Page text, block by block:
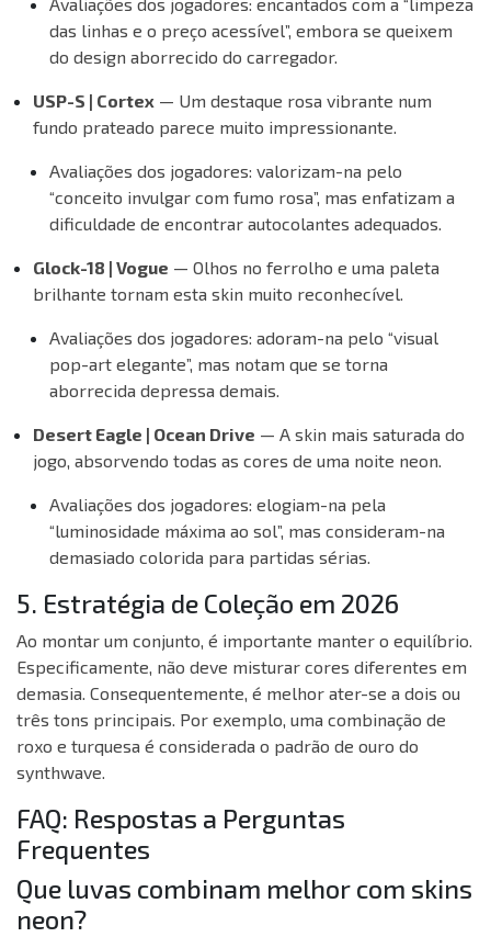
das linhas e o preço acessível”, embora se queixem
do design aborrecido do carregador.
USP-S | Cortex — Um destaque rosa vibrante num
fundo prateado parece muito impressionante.
Avaliações dos jogadores: valorizam-na pelo
“conceito invulgar com fumo rosa”, mas enfatizam a
dificuldade de encontrar autocolantes adequados.
Glock-18 | Vogue — Olhos no ferrolho e uma paleta
brilhante tornam esta skin muito reconhecível.
Avaliações dos jogadores: adoram-na pelo “visual
pop-art elegante”, mas notam que se torna
aborrecida depressa demais.
Desert Eagle | Ocean Drive — A skin mais saturada do
jogo, absorvendo todas as cores de uma noite neon.
Avaliações dos jogadores: elogiam-na pela
“luminosidade máxima ao sol”, mas consideram-na
demasiado colorida para partidas sérias.
5. Estratégia de Coleção em 2026
Ao montar um conjunto, é importante manter o equilíbrio.
Especificamente, não deve misturar cores diferentes em
demasia. Consequentemente, é melhor ater-se a dois ou
três tons principais. Por exemplo, uma combinação de
roxo e turquesa é considerada o padrão de ouro do
synthwave.
FAQ: Respostas a Perguntas
Frequentes
Que luvas combinam melhor com skins
neon?